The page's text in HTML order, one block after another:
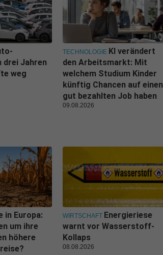
drei Jahren
weg
TECHNOLOGIE KI verändert
den Arbeitsmarkt: Mit
welchem Studium Kinder
künftig Chancen auf einen
gut bezahlten Job haben
09.08.2026
in Europa:
um ihre
höhere
WIRTSCHAFT Energieriese
warnt vor Wasserstoff-
Kollaps
08.08.2026